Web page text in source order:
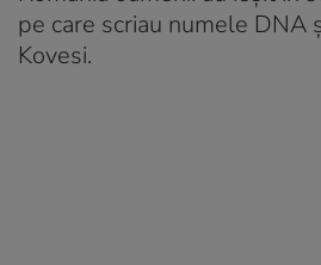
pe care scriau numele DNA
Kovesi.